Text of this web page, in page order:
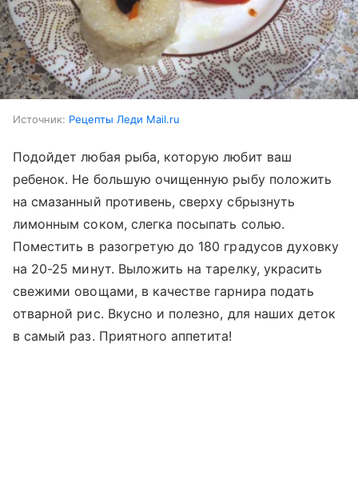
Источник: Рецепты Леди Mail.ru
Подойдет любая рыба, которую любит ваш
ребенок. Не большую очищенную рыбу положить
на смазанный противень, сверху сбрызнуть
лимонным соком, слегка посыпать солью.
Поместить в разогретую до 180 градусов духовку
на 20-25 минут. Выложить на тарелку, украсить
свежими овощами, в качестве гарнира подать
отварной рис. Вкусно и полезно, для наших деток
в самый раз. Приятного аппетита!